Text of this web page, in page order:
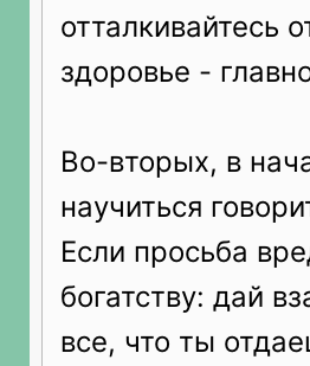
отталкивайтесь
здоровье -
Во-вторых, в
научиться
Если просьба
богатству: дай
все, что ты